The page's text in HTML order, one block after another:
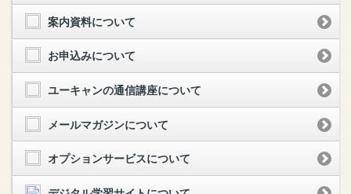
案内資料について
お申込みについて
ユーキャンの通信講座について
メールマガジンについて
オプションサービスについて